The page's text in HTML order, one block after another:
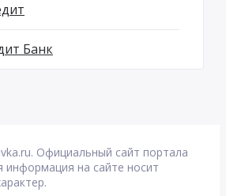
Банк
Официальный сайт портала
информация на сайте носит